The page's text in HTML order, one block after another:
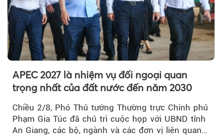
APEC 2027 là nhiệm vụ đối ngoại quan
trọng nhất của đất nước đến năm 2030
Chiều 2/8, Phó Thủ tướng Thường trực Chính phủ
Phạm Gia Túc đã chủ trì cuộc họp với UBND tỉnh
An Giang, các bộ, ngành và các đơn vị liên quan